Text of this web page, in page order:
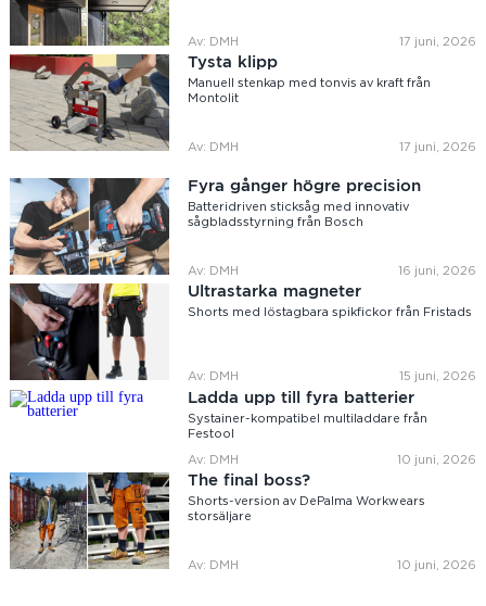
Av: DMH 17 juni, 2026
Tysta klipp
Manuell stenkap med tonvis av kraft från
Montolit
Av: DMH 17 juni, 2026
Fyra gånger högre precision
Batteridriven sticksåg med innovativ
sågbladsstyrning från Bosch
Av: DMH 16 juni, 2026
Ultrastarka magneter
Shorts med löstagbara spikfickor från Fristads
Av: DMH 15 juni, 2026
Ladda upp till fyra batterier
Systainer-kompatibel multiladdare från
Festool
Av: DMH 10 juni, 2026
The final boss?
Shorts-version av DePalma Workwears
storsäljare
Av: DMH 10 juni, 2026